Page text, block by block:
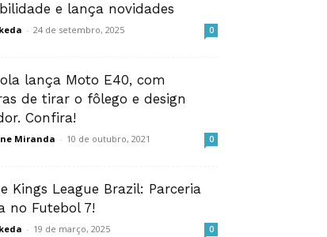
e lança novidades
- 24 de setembro, 2025 0
lança Moto E40, com
de tirar o fôlego e design
Confira!
Miranda - 10 de outubro, 2021 0
Kings League Brazil: Parceria
no Futebol 7!
- 19 de março, 2025 0